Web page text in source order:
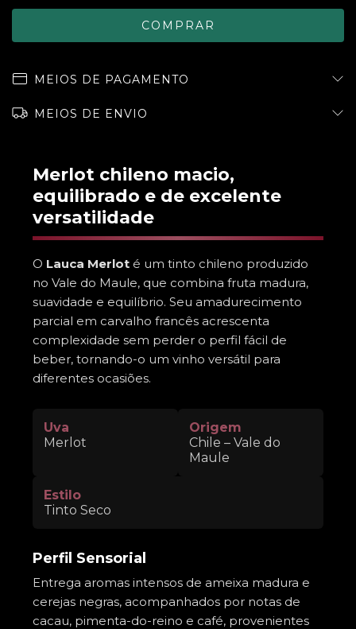
MEIOS DE PAGAMENTO
MEIOS DE ENVIO
Merlot chileno macio,
equilibrado e de excelente
versatilidade
O Lauca Merlot é um tinto chileno produzido
no Vale do Maule, que combina fruta madura,
suavidade e equilíbrio. Seu amadurecimento
parcial em carvalho francês acrescenta
complexidade sem perder o perfil fácil de
beber, tornando-o um vinho versátil para
diferentes ocasiões.
Uva
Merlot
Origem
Chile – Vale do
Maule
Estilo
Tinto Seco
Perfil Sensorial
Entrega aromas intensos de ameixa madura e
cerejas negras, acompanhados por notas de
cacau, pimenta-do-reino e café, provenientes